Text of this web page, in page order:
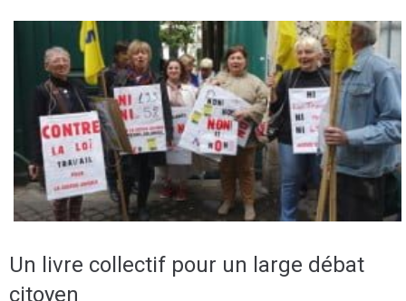
Un livre collectif pour un large débat
citoyen